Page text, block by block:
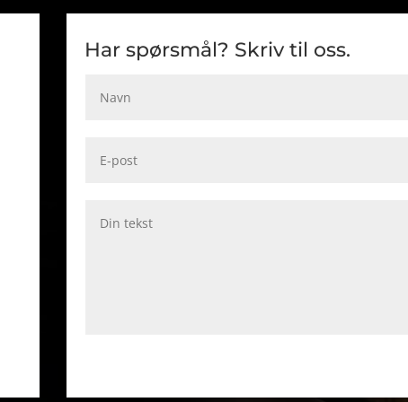
Har spørsmål? Skriv til oss.